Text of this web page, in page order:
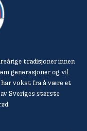
tradisjoner innen
generasjoner og vil
har vokst fra å være et
Sveriges største